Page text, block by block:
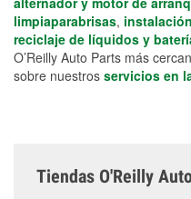
limpiaparabrisas,
reciclaje de líquidos y
O’Reilly Auto Parts más
sobre nuestros servicios en
Tiendas O'Reilly